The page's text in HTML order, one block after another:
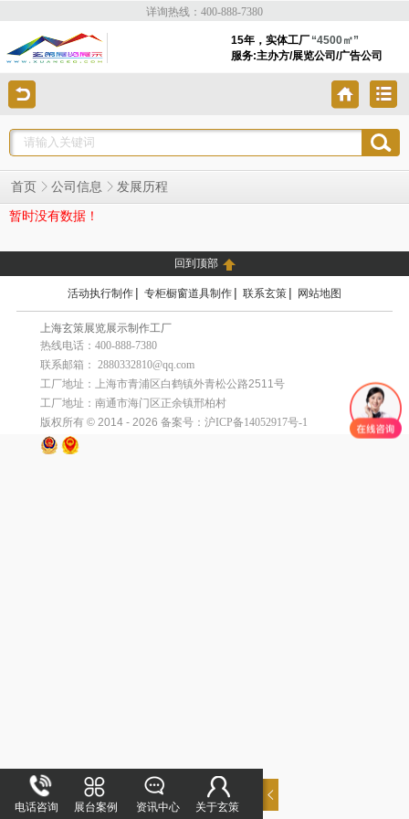
详询热线：400-888-7380
15年，实体工厂 “4500㎡”
服务:主办方/展览公司/广告公司
首页 公司信息
发展历程
暂时没有数据！
回到顶部
活动执行制作 | 专柜橱窗道具制作 | 联系玄策 | 网站地图
上海玄策展览展示制作工厂
热线电话：400-888-7380
联系邮箱： 2880332810@qq.com
工厂地址：上海市青浦区白鹤镇外青松公路2511号
工厂地址：南通市海门区正余镇邢柏村
版权所有 © 2014 - 2026 备案号：沪ICP备14052917号-1
电话咨询 展台案例 资讯中心 关于玄策